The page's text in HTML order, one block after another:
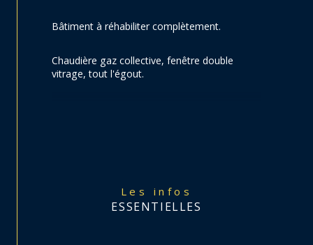
Les infos
ESSENTIELLES
Bâtiment à réhabiliter complètement.
Chaudière gaz collective, fenêtre double
vitrage, tout l'égout.
Vos conseillers restent à votre disposition.